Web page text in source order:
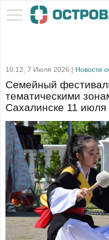
10:12, 7 Июля 2026 | Новости
Семейный
тематическими
Сахалинске 11 июля